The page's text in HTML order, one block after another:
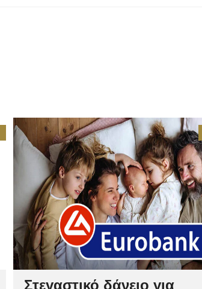
Στεγαστικό δάνειο για